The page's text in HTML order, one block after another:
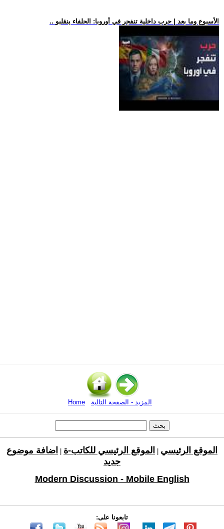
.. الأسبوع وما بعد | حرب داخلية تنفجر في أوروبا: الحلفاء ينقلبو
Home المزيد - الصفحة التالية
الموقع الرئيسي الموقع الرئيسي للكاتب-ة
اضافة موضوع
جديد
Modern Discussion - Mobile English
تابعونا على: